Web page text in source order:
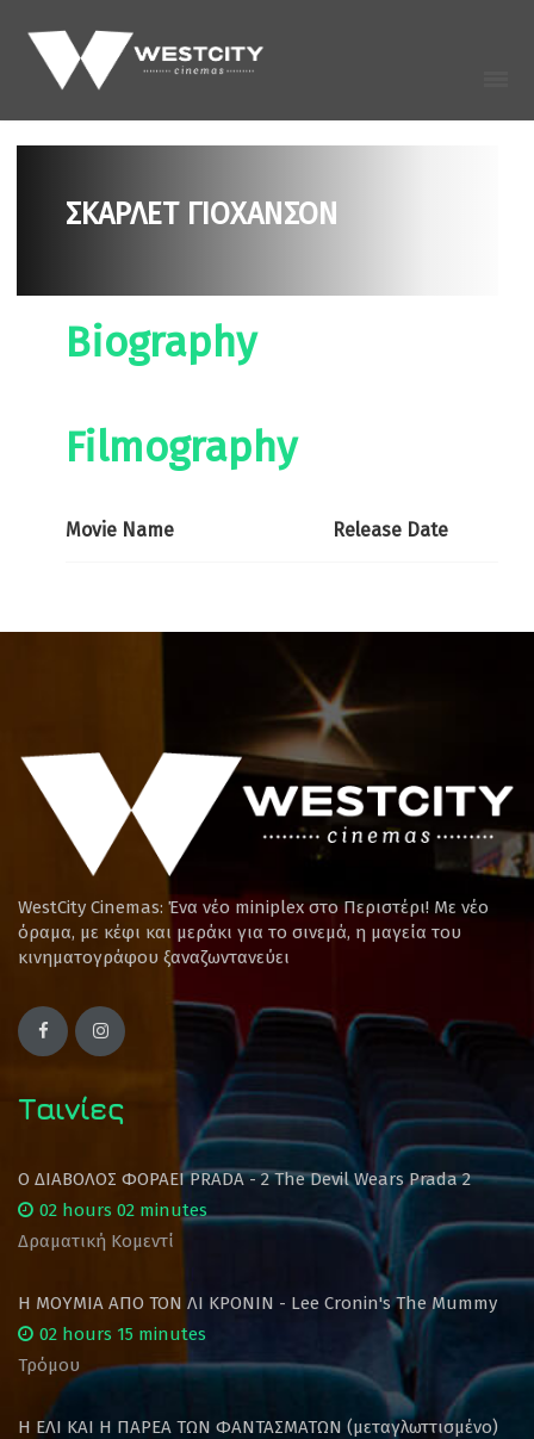
ΣΚΑΡΛΕΤ ΓΙΟΧΑΝΣΟΝ
Biography
Filmography
Movie Name Release Date
WestCity Cinemas: Ένα νέο miniplex στο Περιστέρι! Mε νέο
όραμα, με κέφι και μεράκι για το σινεμά, η μαγεία του
κινηματογράφου ξαναζωντανεύει
Ταινίες
Ο ΔΙΑΒΟΛΟΣ ΦΟΡΑΕΙ PRADA - 2 The Devil Wears Prada 2
02 hours 02 minutes
Δραματική Κομεντί
Η ΜΟΥΜΙΑ ΑΠΟ ΤΟΝ ΛΙ ΚΡΟΝΙΝ - Lee Cronin's The Mummy
02 hours 15 minutes
Τρόμου
Η ΕΛΙ ΚΑΙ Η ΠΑΡΕΑ ΤΩΝ ΦΑΝΤΑΣΜΑΤΩΝ (μεταγλωττισμένο)